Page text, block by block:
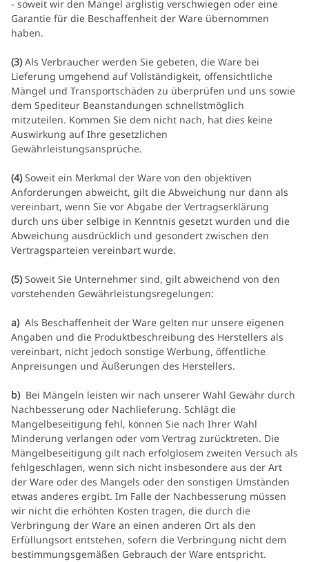
- soweit wir den Mangel arglistig verschwiegen oder eine
Garantie für die Beschaffenheit der Ware übernommen
haben.
(3)Als Verbraucher werden Sie gebeten, die Ware bei
Lieferung umgehend auf Vollständigkeit, offensichtliche
Mängel und Transportschäden zu überprüfen und uns sowie
dem Spediteur Beanstandungen schnellstmöglich
mitzuteilen. Kommen Sie dem nicht nach, hat dies keine
Auswirkung auf Ihre gesetzlichen
Gewährleistungsansprüche.
(4)Soweit ein Merkmal der Ware von den objektiven
Anforderungen abweicht, gilt die Abweichung nur dann als
vereinbart, wenn Sie vor Abgabe der Vertragserklärung
durch uns über selbige in Kenntnis gesetzt wurden und die
Abweichung ausdrücklich und gesondert zwischen den
Vertragsparteien vereinbart wurde.
(5)Soweit Sie Unternehmer sind, gilt abweichend von den
vorstehenden Gewährleistungsregelungen:
a) Als Beschaffenheit der Ware gelten nur unsere eigenen
Angaben und die Produktbeschreibung des Herstellers als
vereinbart, nicht jedoch sonstige Werbung, öffentliche
Anpreisungen und Äußerungen des Herstellers.
b) Bei Mängeln leisten wir nach unserer Wahl Gewähr durch
Nachbesserung oder Nachlieferung. Schlägt die
Mangelbeseitigung fehl, können Sie nach Ihrer Wahl
Minderung verlangen oder vom Vertrag zurücktreten. Die
Mängelbeseitigung gilt nach erfolglosem zweiten Versuch als
fehlgeschlagen, wenn sich nicht insbesondere aus der Art
der Ware oder des Mangels oder den sonstigen Umständen
etwas anderes ergibt. Im Falle der Nachbesserung müssen
wir nicht die erhöhten Kosten tragen, die durch die
Verbringung der Ware an einen anderen Ort als den
Erfüllungsort entstehen, sofern die Verbringung nicht dem
bestimmungsgemäßen Gebrauch der Ware entspricht.